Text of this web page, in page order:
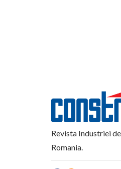
Revista Industriei
Romania.